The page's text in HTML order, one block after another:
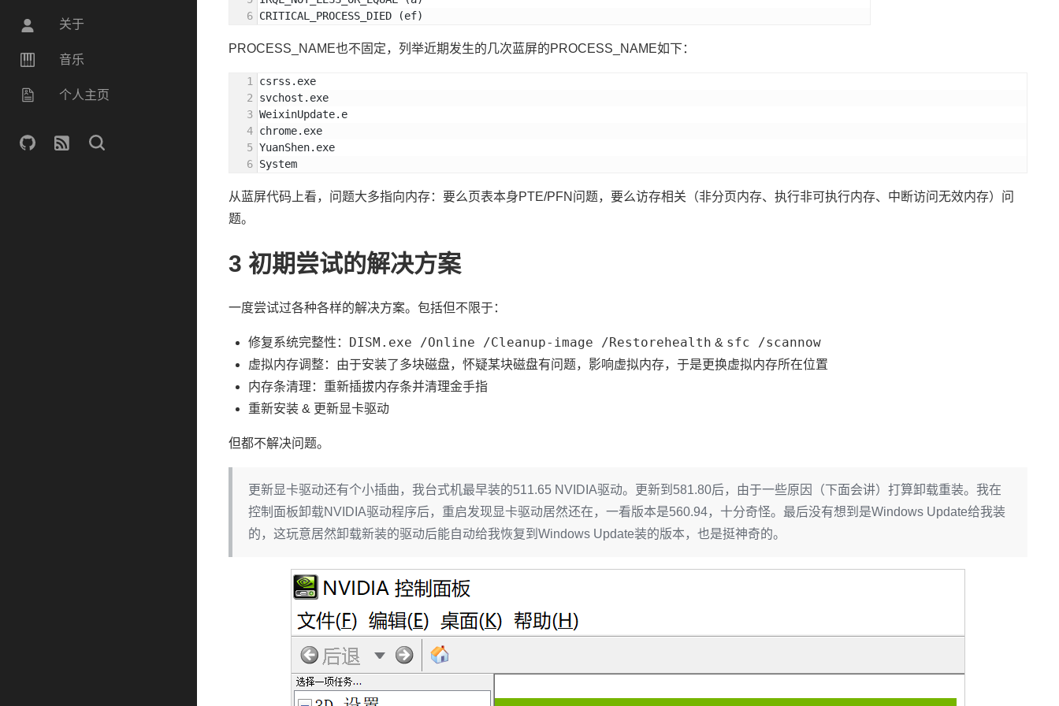
关于
音乐
个人主页
CRITICAL_PROCESS_DIED (ef)
PROCESS_NAME也不固定，列举近期发生的几次蓝屏的PROCESS_NAME如下：
csrss.exe
svchost.exe
WeixinUpdate.e
chrome.exe
YuanShen.exe
System
从蓝屏代码上看，问题大多指向内存：要么页表本身PTE/PFN问题，要么访存相关（非分页内存、执行非可执行内存、中断访问无效内存）问
题。
3 初期尝试的解决方案
一度尝试过各种各样的解决方案。包括但不限于：
修复系统完整性： DISM.exe /Online /Cleanup-image /Restorehealth & sfc /scannow
虚拟内存调整：由于安装了多块磁盘，怀疑某块磁盘有问题，影响虚拟内存，于是更换虚拟内存所在位置
内存条清理：重新插拔内存条并清理金手指
重新安装 & 更新显卡驱动
但都不解决问题。
更新显卡驱动还有个小插曲，我台式机最早装的511.65 NVIDIA驱动。更新到581.80后，由于一些原因（下面会讲）打算卸载重装。我在
控制面板卸载NVIDIA驱动程序后，重启发现显卡驱动居然还在，一看版本是560.94，十分奇怪。最后没有想到是Windows Update给我装
的，这玩意居然卸载新装的驱动后能自动给我恢复到Windows Update装的版本，也是挺神奇的。